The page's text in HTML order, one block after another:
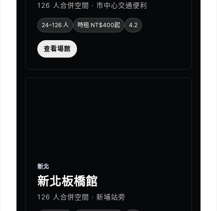
126 人合併空間 · 市中心交通便利
24–126 人 時租 NT$400起 4.2
查看場館
新北
新北板橋館
126 人合併空間 · 新埔站旁